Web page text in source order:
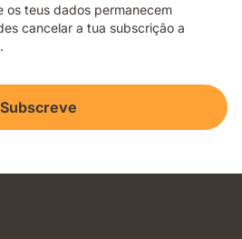
os teus dados permanecem
cancelar a tua subscrição a
Subscreve